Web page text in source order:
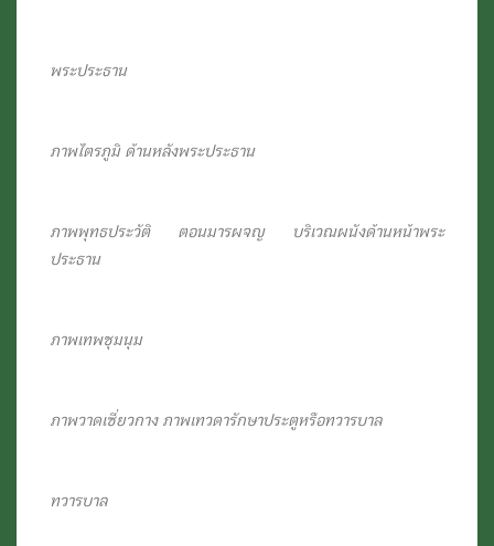
พระประธาน
ภาพไตรภูมิ ด้านหลังพระประธาน
ภาพพุทธประวัติ ตอนมารผจญ บริเวณผนังด้านหน้าพระ
ประธาน
ภาพเทพชุมนุม
ภาพวาดเซี่ยวกาง ภาพเทวดารักษาประตูหรือทวารบาล
ทวารบาล